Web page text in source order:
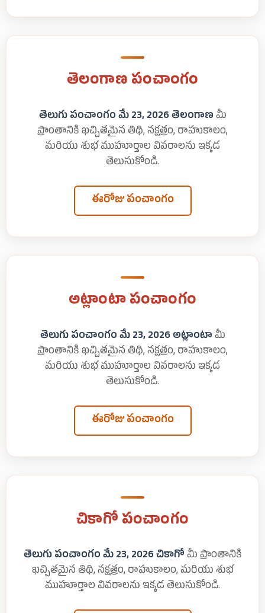
తెలంగాణ పంచాంగం
తెలుగు పంచాంగం మే 23, 2026 తెలంగాణ మీ
ప్రాంతానికి ఖచ్చితమైన తిథి, నక్షత్రం, రాహుకాలం,
మరియు శుభ ముహూర్తాల వివరాలను ఇక్కడ
తెలుసుకోండి.
ఈరోజు పంచాంగం
అట్లాంటా పంచాంగం
తెలుగు పంచాంగం మే 23, 2026 అట్లాంటా మీ
ప్రాంతానికి ఖచ్చితమైన తిథి, నక్షత్రం, రాహుకాలం,
మరియు శుభ ముహూర్తాల వివరాలను ఇక్కడ
తెలుసుకోండి.
ఈరోజు పంచాంగం
చికాగో పంచాంగం
తెలుగు పంచాంగం మే 23, 2026 చికాగో మీ ప్రాంతానికి
ఖచ్చితమైన తిథి, నక్షత్రం, రాహుకాలం, మరియు శుభ
ముహూర్తాల వివరాలను ఇక్కడ తెలుసుకోండి.